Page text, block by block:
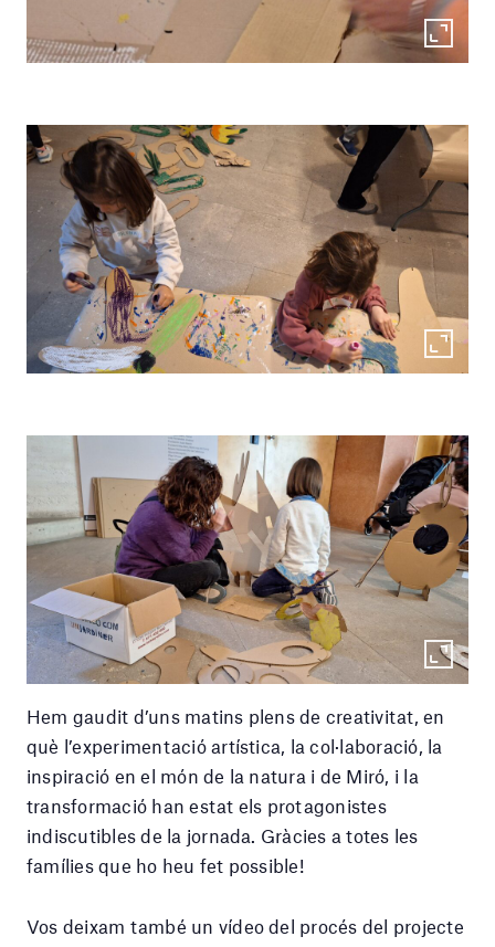
Hem gaudit d’uns matins plens de creativitat, en
què l’experimentació artística, la col·laboració, la
inspiració en el món de la natura i de Miró, i la
transformació han estat els protagonistes
indiscutibles de la jornada. Gràcies a totes les
famílies que ho heu fet possible!
Vos deixam també un vídeo del procés del projecte